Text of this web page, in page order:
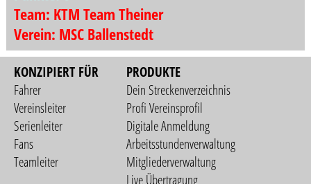
Team: KTM Team Theiner
Verein: MSC Ballenstedt
KONZIPIERT FÜR
Fahrer
Vereinsleiter
Serienleiter
Fans
Teamleiter
PRODUKTE
Dein Streckenverzeichnis
Profi Vereinsprofil
Digitale Anmeldung
Arbeitsstundenverwaltung
Mitgliederverwaltung
Live Übertragung